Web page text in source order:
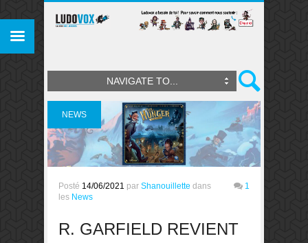
NAVIGATE TO...
NEWS
Posté 14/06/2021 par Shanouillette dans
les News
1
R. GARFIELD REVIENT